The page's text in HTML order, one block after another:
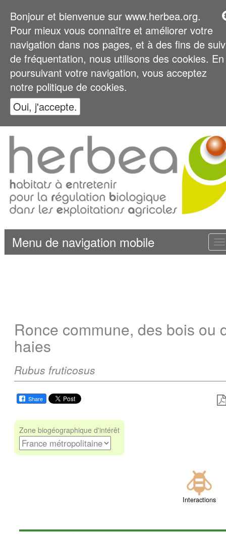
Bonjour et bienvenue sur www.herbea.org.
Pour mieux vous connaître et améliorer votre
navigation dans nos pages, et à des fins de
de fréquentation, nous utilisons des cookies. En
poursuivant votre navigation, vous acceptez
notre politique de cookies.
Oui, j'accepte.
Menu de navigation mobile
Ronce commune, des bois ou
haies
Rubus fruticosus
Share
Zone biogéographique d'intérêt
Interactions